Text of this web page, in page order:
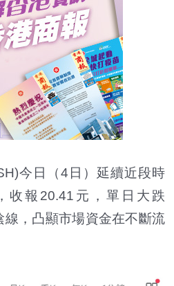
今日（4日）延續近段時
收報20.41元，單日大跌
，凸顯市場資金在不斷流